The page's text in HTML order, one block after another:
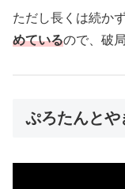
ただし長くは続か
めているので、破
ぷろたんとや